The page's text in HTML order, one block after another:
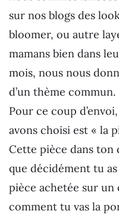
sur nos blogs des
bloomer, ou autre
mamans bien dans
mois, nous nous
d’un thème commun.
Pour ce coup
avons choisi est « la
Cette pièce dans ton
que décidément tu
pièce achetée sur un
comment tu vas la